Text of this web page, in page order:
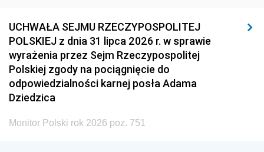
UCHWAŁA SEJMU RZECZYPOSPOLITEJ
POLSKIEJ z dnia 31 lipca 2026 r. w sprawie
wyrażenia przez Sejm Rzeczypospolitej
Polskiej zgody na pociągnięcie do
odpowiedzialności karnej posła Adama
Dziedzica
Monitor Polski rok 2026 poz. 751